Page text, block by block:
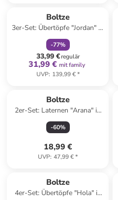
Boltze
3er-Set: Übertöpfe "Jordan" in
Creme
-77%
33,99 €regulär
31,99 € mit family
UVP: 139,99 €*
Boltze
2er-Set: Laternen "Arana" in
Hellgrau
-60%
18,99 €
UVP: 47,99 €*
Boltze
4er-Set: Übertöpfe "Hola" in